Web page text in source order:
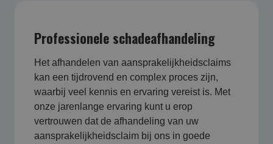
Professionele schadeafhandeling
Het afhandelen van aansprakelijkheidsclaims
kan een tijdrovend en complex proces zijn,
waarbij veel kennis en ervaring vereist is. Met
onze jarenlange ervaring kunt u erop
vertrouwen dat de afhandeling van uw
aansprakelijkheidsclaim bij ons in goede